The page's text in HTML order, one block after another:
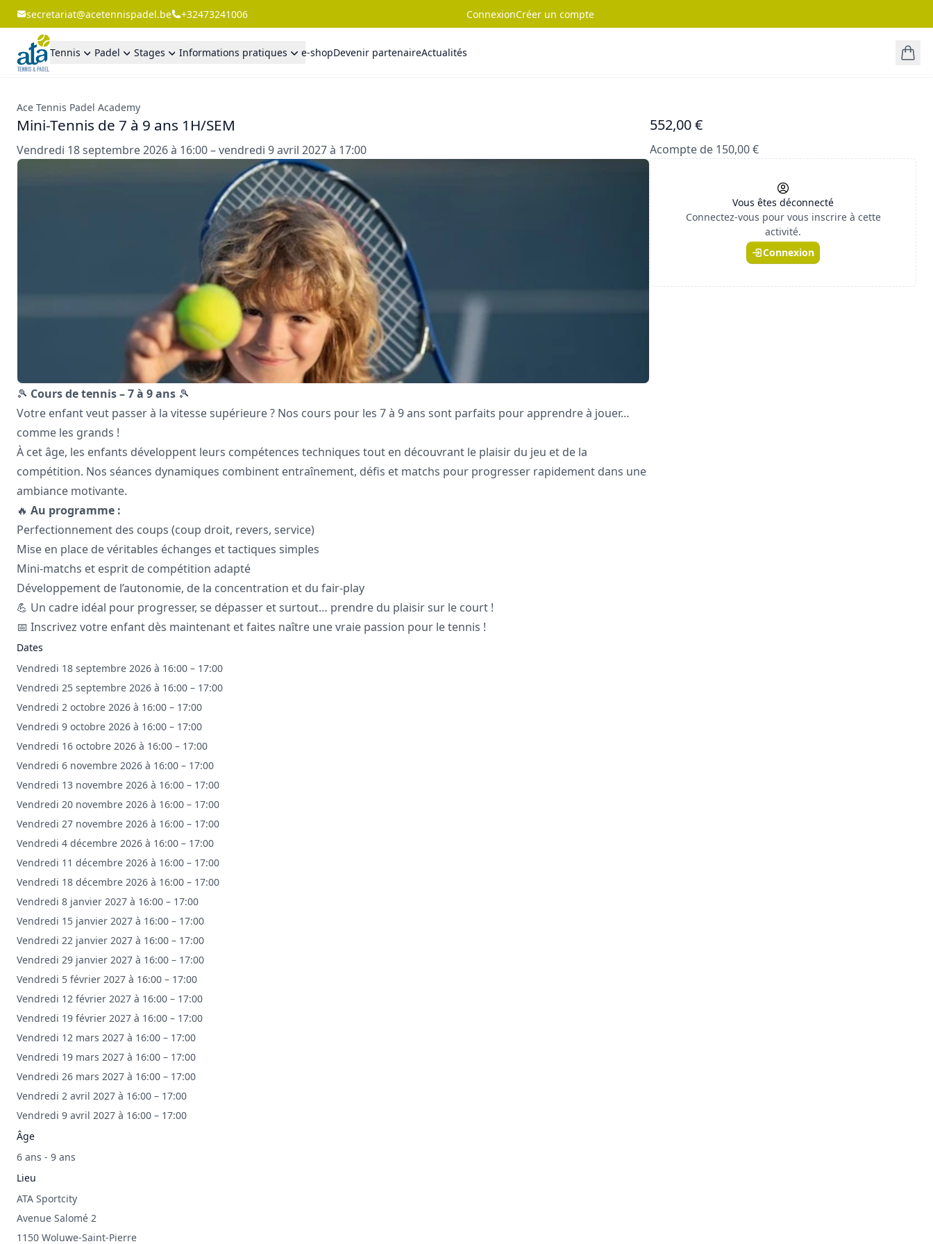
secretariat@acetennispadel.be +32473241006 ConnexionCréer un compte
Tennis Padel Stages Informations pratiques e-shopDevenir partenaireActualités
Ace Tennis Padel Academy
Mini-Tennis de 7 à 9 ans 1H/SEM
Vendredi 18 septembre 2026 à 16:00 – vendredi 9 avril 2027 à 17:00
552,00 €
Acompte de 150,00 €
🎾 Cours de tennis – 7 à 9 ans 🎾
Votre enfant veut passer à la vitesse supérieure ? Nos cours pour les 7 à 9 ans sont parfaits pour apprendre à jouer…
comme les grands !
À cet âge, les enfants développent leurs compétences techniques tout en découvrant le plaisir du jeu et de la
compétition. Nos séances dynamiques combinent entraînement, défis et matchs pour progresser rapidement dans une
ambiance motivante.
🔥 Au programme :
Perfectionnement des coups (coup droit, revers, service)
Mise en place de véritables échanges et tactiques simples
Mini-matchs et esprit de compétition adapté
Développement de l’autonomie, de la concentration et du fair-play
💪 Un cadre idéal pour progresser, se dépasser et surtout… prendre du plaisir sur le court !
📅 Inscrivez votre enfant dès maintenant et faites naître une vraie passion pour le tennis !
Dates
Vendredi 18 septembre 2026 à 16:00 – 17:00
Vendredi 25 septembre 2026 à 16:00 – 17:00
Vendredi 2 octobre 2026 à 16:00 – 17:00
Vendredi 9 octobre 2026 à 16:00 – 17:00
Vendredi 16 octobre 2026 à 16:00 – 17:00
Vendredi 6 novembre 2026 à 16:00 – 17:00
Vendredi 13 novembre 2026 à 16:00 – 17:00
Vendredi 20 novembre 2026 à 16:00 – 17:00
Vendredi 27 novembre 2026 à 16:00 – 17:00
Vendredi 4 décembre 2026 à 16:00 – 17:00
Vendredi 11 décembre 2026 à 16:00 – 17:00
Vendredi 18 décembre 2026 à 16:00 – 17:00
Vendredi 8 janvier 2027 à 16:00 – 17:00
Vendredi 15 janvier 2027 à 16:00 – 17:00
Vendredi 22 janvier 2027 à 16:00 – 17:00
Vendredi 29 janvier 2027 à 16:00 – 17:00
Vendredi 5 février 2027 à 16:00 – 17:00
Vendredi 12 février 2027 à 16:00 – 17:00
Vendredi 19 février 2027 à 16:00 – 17:00
Vendredi 12 mars 2027 à 16:00 – 17:00
Vendredi 19 mars 2027 à 16:00 – 17:00
Vendredi 26 mars 2027 à 16:00 – 17:00
Vendredi 2 avril 2027 à 16:00 – 17:00
Vendredi 9 avril 2027 à 16:00 – 17:00
Âge
6 ans - 9 ans
Lieu
ATA Sportcity
Avenue Salomé 2
1150 Woluwe-Saint-Pierre
Vous êtes déconnecté
Connectez-vous pour vous inscrire à cette
activité.
Connexion